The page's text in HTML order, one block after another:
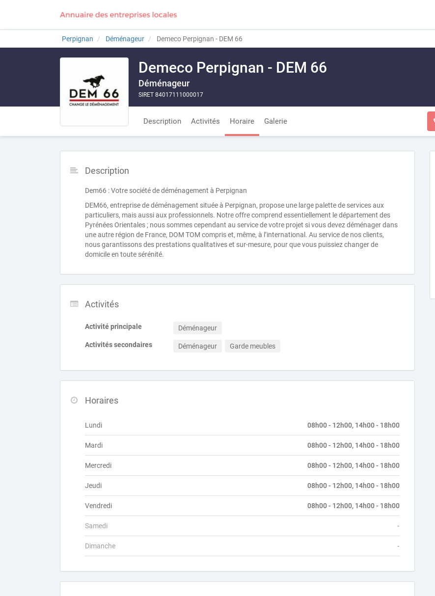
Perpignan Déménageur Demeco Perpignan - DEM 66
Demeco Perpignan - DEM 66
Déménageur
SIRET 84017111000017
Description Activités Horaire Galerie
Description
Dem66 : Votre société de déménagement à Perpignan
DEM66, entreprise de déménagement située à Perpignan, propose une large palette de services aux
particuliers, mais aussi aux professionnels. Notre offre comprend essentiellement le département des
Pyrénées Orientales ; nous sommes cependant au service de votre projet si vous devez déménager dans
une autre région de France, DOM TOM compris et, même, à l’international. Au service de nos clients,
nous garantissons des prestations qualitatives et sur-mesure, pour que vous puissiez changer de
domicile en toute sérénité.
Activités
Activité principale Déménageur
Activités secondaires Déménageur Garde meubles
Horaires
Lundi 08h00 - 12h00, 14h00 - 18h00
Mardi 08h00 - 12h00, 14h00 - 18h00
Mercredi 08h00 - 12h00, 14h00 - 18h00
Jeudi 08h00 - 12h00, 14h00 - 18h00
Vendredi 08h00 - 12h00, 14h00 - 18h00
Samedi -
Dimanche -